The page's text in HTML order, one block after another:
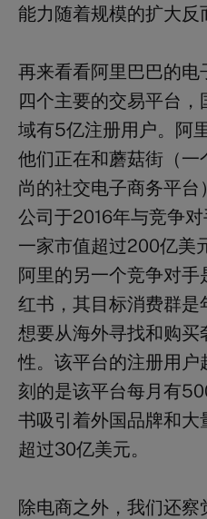
能力随着规模的扩大反
再来看看阿里巴巴的
四个主要的交易平台
域有5亿注册用户。阿
他们正在和蘑菇街（
尚的社交电子商务平
公司于2016年与竞争
一家市值超过200亿美
阿里的另一个竞争对
红书，其目标消费群是
想要从海外寻找和购买
性。该平台的注册用户
刻的是该平台每月有
书吸引着外国品牌和
超过30亿美元。
除电商之外，我们还